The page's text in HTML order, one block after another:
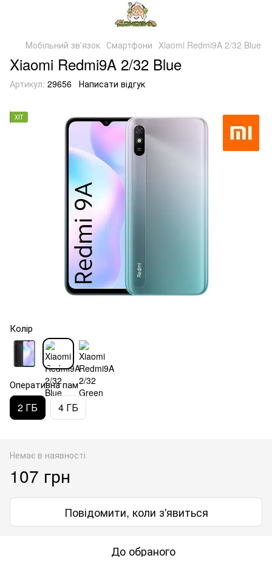
Мобільний зв'язок Смартфони Xiaomi Redmi9A 2/32 Blue
Xiaomi Redmi9A 2/32 Blue
Артикул: 29656 Написати відгук
ХІТ
Колір
Оперативна пам
2 ГБ 4 ГБ
Немає в наявності
107 грн
Повідомити, коли з'явиться
До обраного